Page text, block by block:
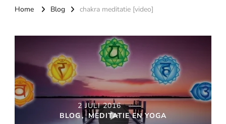
Home Blog chakra meditatie [video]
2 JULI 2016
BLOG
MEDITATIE EN YOGA